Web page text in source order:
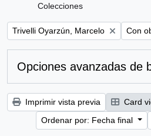
Colecciones
Remove filter:
Trivelli Oyarzún, Marcelo Con
Opciones avanzadas de
Imprimir vista previa Card
Ordenar por: Fecha final